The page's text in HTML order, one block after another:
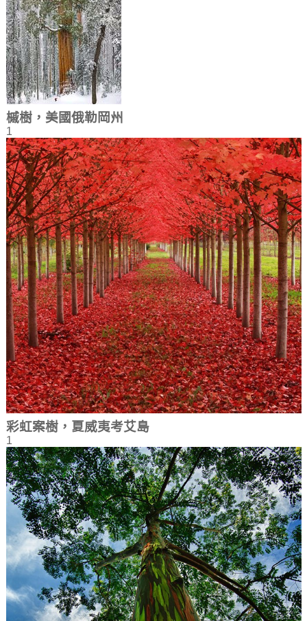
槭樹，美國俄勒岡州
1
彩虹案樹，夏威夷考艾島
1